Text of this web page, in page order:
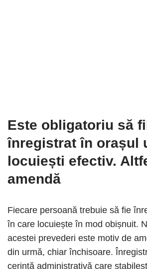
Este obligatoriu să
înregistrat în orașul
locuiești efectiv.
amendă
Fiecare persoană trebuie să fie
în care locuiește în mod obișnuit.
acestei prevederi este motiv de
din urmă, chiar închisoare.
cerință administrativă care